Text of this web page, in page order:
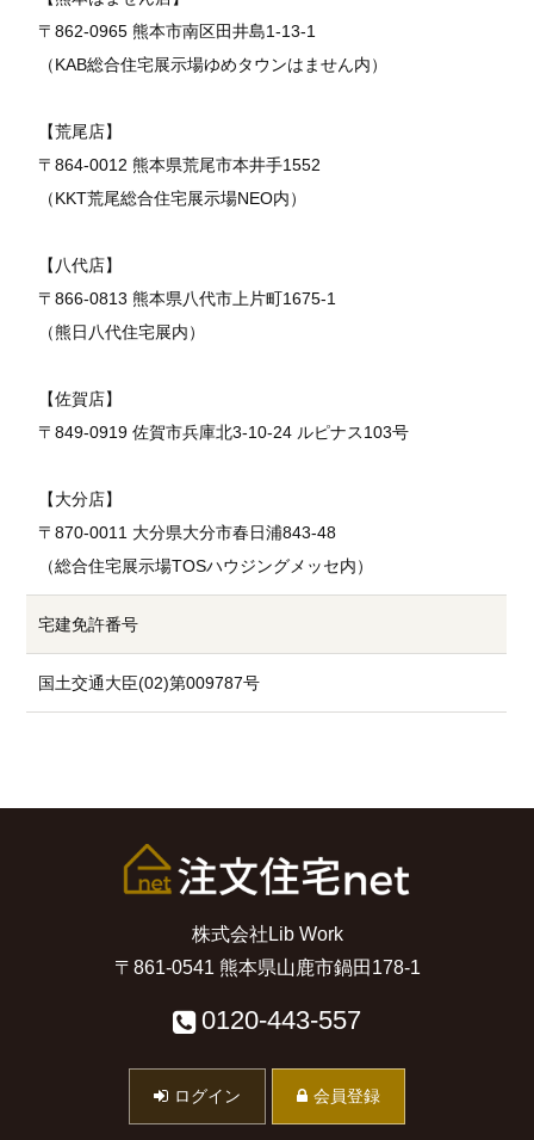
〒862-0965 熊本市南区田井島1-13-1
（KAB総合住宅展示場ゆめタウンはません内）
【荒尾店】
〒864-0012 熊本県荒尾市本井手1552
（KKT荒尾総合住宅展示場NEO内）
【八代店】
〒866-0813 熊本県八代市上片町1675-1
（熊日八代住宅展内）
【佐賀店】
〒849-0919 佐賀市兵庫北3-10-24 ルピナス103号
【大分店】
〒870-0011 大分県大分市春日浦843-48
（総合住宅展示場TOSハウジングメッセ内）
宅建免許番号
国土交通大臣(02)第009787号
株式会社Lib Work
〒861-0541 熊本県山鹿市鍋田178-1
0120-443-557
ログイン 会員登録